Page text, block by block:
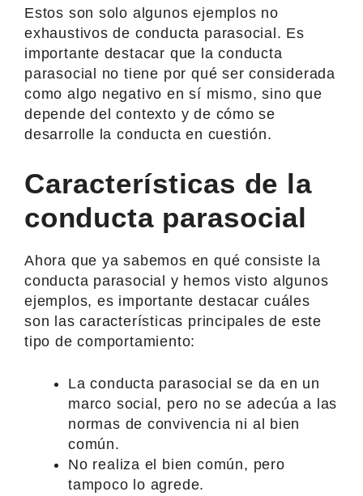
Estos son solo algunos ejemplos no
exhaustivos de conducta parasocial. Es
importante destacar que la conducta
parasocial no tiene por qué ser considerada
como algo negativo en sí mismo, sino que
depende del contexto y de cómo se
desarrolle la conducta en cuestión.
Características de la
conducta parasocial
Ahora que ya sabemos en qué consiste la
conducta parasocial y hemos visto algunos
ejemplos, es importante destacar cuáles
son las características principales de este
tipo de comportamiento:
La conducta parasocial se da en un
marco social, pero no se adecúa a las
normas de convivencia ni al bien
común.
No realiza el bien común, pero
tampoco lo agrede.